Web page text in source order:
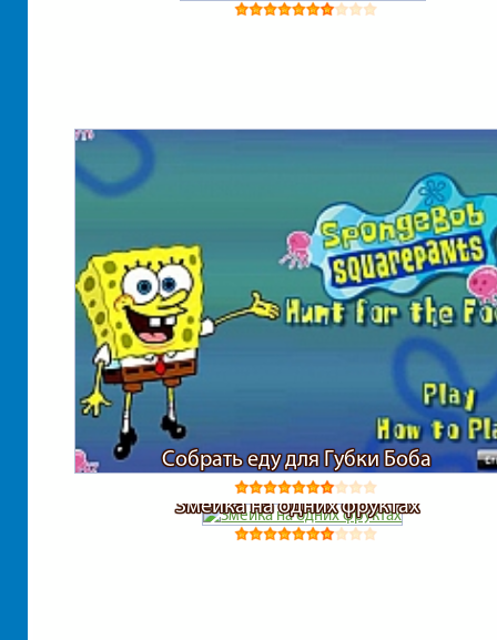
Собрать еду для Губки Боба
Змейка на одних фруктах